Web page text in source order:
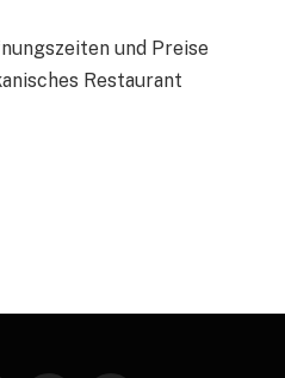
und Preise
Restaurant